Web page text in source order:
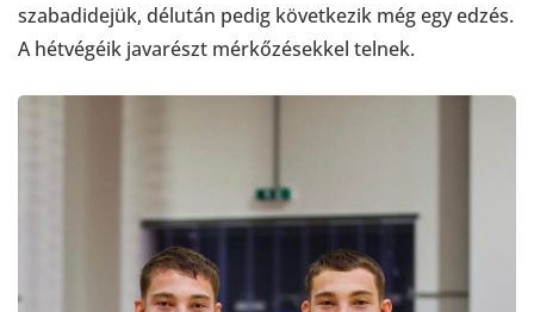
szabadidejük, délután pedig következik még egy edzés.
A hétvégéik javarészt mérkőzésekkel telnek.